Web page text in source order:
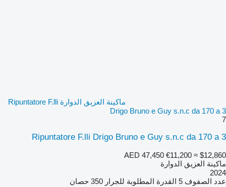
ماكينة العزيق الدوارة Ripuntatore F.lli
Drigo Bruno e Guy s.n.c da 170 a 3
7
Ripuntatore F.lli Drigo Bruno e Guy s.n.c da 170 a 3
AED 47,450 €11,200 ≈ $12,860
ماكينة العزيق الدوارة
2024
عدد الصفوف 5 القدرة المطلوبة للجرار 350 حصان